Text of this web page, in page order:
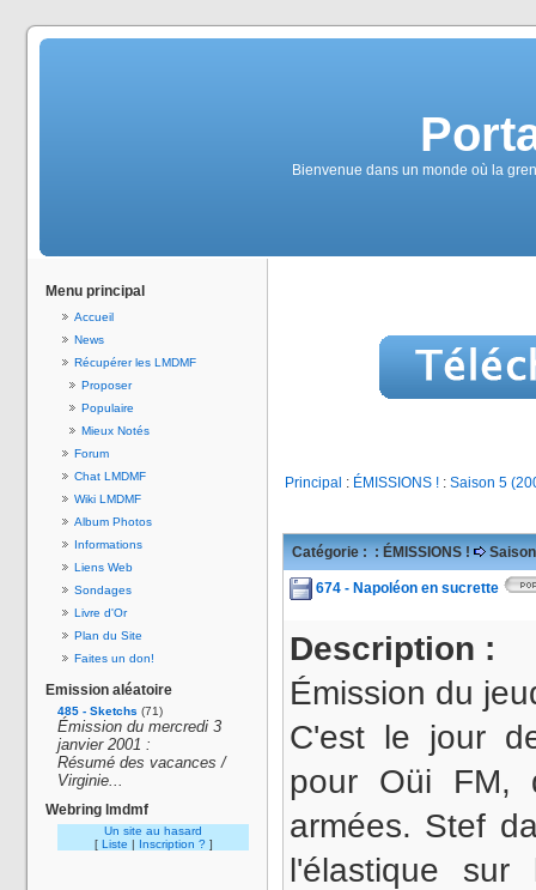
Bienvenue dans un monde où la
Menu principal
Accueil
News
Récupérer les LMDMF
Proposer
Populaire
Mieux Notés
Forum
Chat LMDMF
Wiki LMDMF
Album Photos
Informations
Liens Web
Sondages
Livre d'Or
Plan du Site
Faites un don!
Emission aléatoire
485 - Sketchs (71)
Émission du mercredi 3
janvier 2001 :
Résumé des vacances /
Virginie...
Webring lmdmf
Un site au hasard
[ Liste | Inscription ? ]
Principal : ÉMISSIONS ! : Saison 5
Catégorie : : ÉMISSIONS !
674 - Napoléon en sucrette
Description :
Émission du
C'est le jour
pour Oüi FM,
armées. Stef
l'élastique